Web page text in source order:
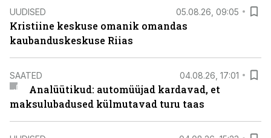
UUDISED 05.08.26, 09:05
Kristiine keskuse omanik omandas
kaubanduskeskuse Riias
SAATED 04.08.26, 17:01
Analüütikud: automüüjad kardavad, et
maksulubadused külmutavad turu taas